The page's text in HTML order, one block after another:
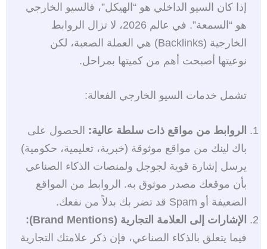
إذا كان السيو الداخلي هو “الهيكل”، فالسيو الخارجي
هو “السمعة”. في عالم 2026، لا تزال الروابط
الخارجية (Backlinks) هي العملة الصعبة، لكن
نوعيتها أصبحت أهم من كميتها بمراحل.
تشمل خدمات السيو الخارجي الفعالة:
الروابط من مواقع ذات سلطة عالية: الحصول على
باك لينك من مواقع موثوقة (خبرية، تعليمية، حكومية)
يرسل إشارة قوية لجوجل ولمنصات الذكاء الصناعي
بأن موقعك مصدر موثوق به. الروابط من المواقع
الضعيفة أو Spam قد تضر بك بدلاً من نفعك.
الإشارات إلى العلامة التجارية (Brand Mentions):
فيما يتعلق بالذكاء الصناعي، فإن ذكر علامتك التجارية